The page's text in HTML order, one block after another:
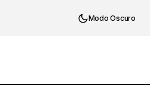
Modo Oscuro